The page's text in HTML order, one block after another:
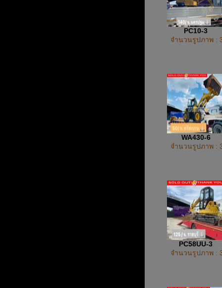
PC10-3
จำนวนรูปภาพ :
WA430-6
จำนวนรูปภาพ :
PC58UU-3
จำนวนรูปภาพ :